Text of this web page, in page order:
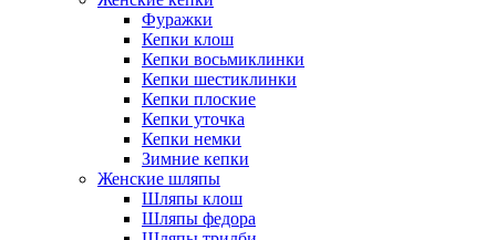
Фуражки
Кепки клош
Кепки восьмиклинки
Кепки шестиклинки
Кепки плоские
Кепки уточка
Кепки немки
Зимние кепки
Женские шляпы
Шляпы клош
Шляпы федора